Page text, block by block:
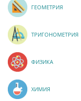
ГЕОМЕТРИЯ
ТРИГОНОМЕТРИЯ
ФИЗИКА
ХИМИЯ